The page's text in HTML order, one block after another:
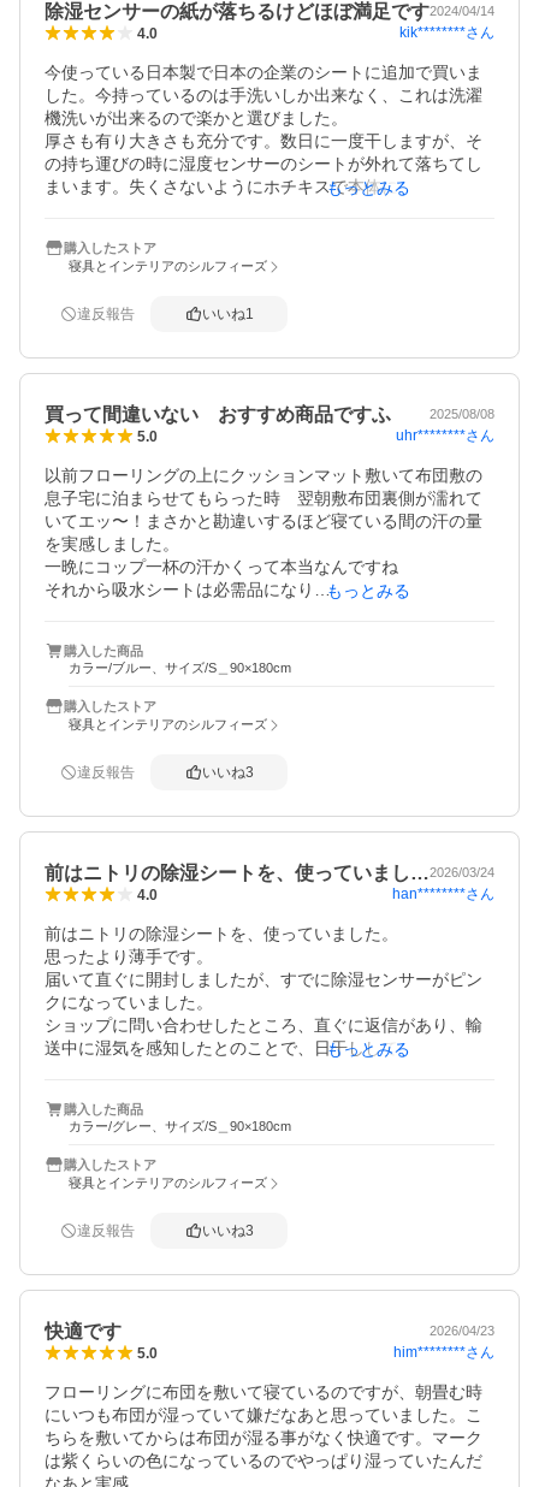
除湿センサーの紙が落ちるけどほぼ満足です2024/04/14
4.0 kik********さん
今使っている日本製で日本の企業のシートに追加で買いま
した。今持っているのは手洗いしか出来なく、これは洗濯
機洗いが出来るので楽かと選びました。
厚さも有り大きさも充分です。数日に一度干しますが、そ
の持ち運びの時に湿度センサーのシートが外れて落ちてし
まいます。失くさないようにホチキスで本体に止めまし
見てみると落ちない方は生地で出来ていて、これは紙のし
ーとになっているんですね。
つで。
もっとみる
購入したストア
寝具とインテリアのシルフィーズ
違反報告 いいね1
買って間違いない おすすめ商品ですふ 2025/08/08
5.0 uhr********さん
以前フローリングの上にクッションマット敷いて布団敷の
息子宅に泊まらせてもらった時　翌朝敷布団裏側が濡れて
いてエッ〜！まさかと勘違いするほど寝ている間の汗の量
を実感しました。
一晩にコップ一杯の汗かくって本当なんですね
それから吸水シートは必需品になり
軽くて扱い易く洗濯もできる
これは手離せない商品です。
圧縮コンパクト包装で3日後には届きました。ありがとうご
ざいました
もっとみる
購入した商品
カラー/ブルー、サイズ/S＿90×180cm
購入したストア
寝具とインテリアのシルフィーズ
違反報告 いいね3
前はニトリの除湿シートを、使っていまし…2026/03/24
4.0 han********さん
前はニトリの除湿シートを、使っていました。
思ったより薄手です。
届いて直ぐに開封しましたが、すでに除湿センサーがピン
クになっていました。
ショップに問い合わせしたところ、直ぐに返信があり、輸
送中に湿気を感知したとのことで、日干しして下さいと回
ーはブルーのままでした。
まだ、使っていないので結果は分かりませんが、効果を期
待して使ってみます。
もっとみる
購入した商品
カラー/グレー、サイズ/S＿90×180cm
購入したストア
寝具とインテリアのシルフィーズ
違反報告 いいね3
快適です 2026/04/23
5.0 him********さん
フローリングに布団を敷いて寝ているのですが、朝畳む時
にいつも布団が湿っていて嫌だなあと思っていました。こ
ちらを敷いてからは布団が湿る事がなく快適です。マーク
は紫くらいの色になっているのでやっぱり湿っていたんだ